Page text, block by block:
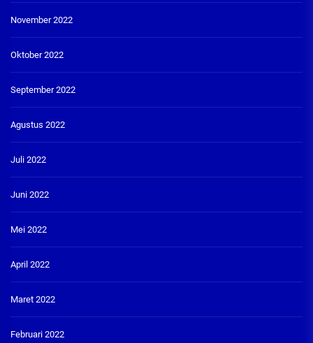
November 2022
Oktober 2022
September 2022
Agustus 2022
Juli 2022
Juni 2022
Mei 2022
April 2022
Maret 2022
Februari 2022